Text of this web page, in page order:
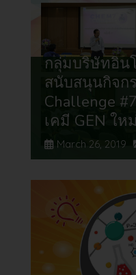
กลุ่มบริษัทอิน
สนับสนุนกิจก
Challenge
เคมี GEN ใหม่
March 26, 2019